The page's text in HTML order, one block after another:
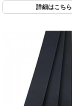
詳細はこちら